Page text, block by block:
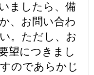
ましたら、備
、お問い合わ
。ただし、お
望につきまし
のであらかじ